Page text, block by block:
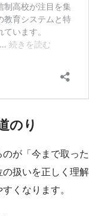
のり
が「今まで取った
扱いを正しく理解
くなります。